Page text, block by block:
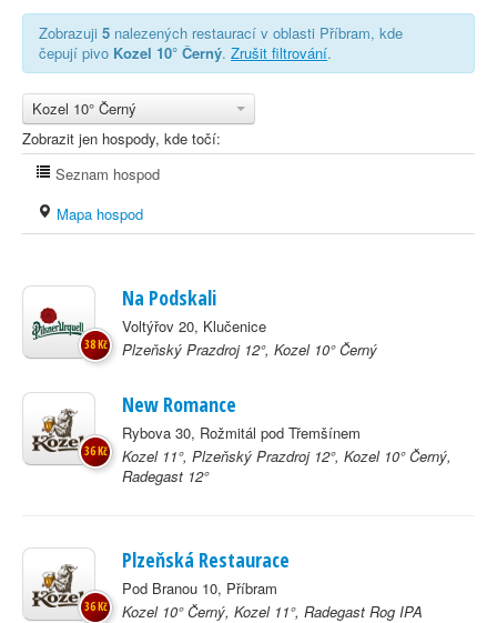
Zobrazuji 5 nalezených restaurací v oblasti Příbram, kde
čepují pivo Kozel 10° Černý. Zrušit filtrování.
Kozel 10° Černý
Zobrazit jen hospody, kde točí:
Seznam hospod
Mapa hospod
Na Podskali
Voltýřov 20, Klučenice
Plzeňský Prazdroj 12°, Kozel 10° Černý
38 Kč
New Romance
Rybova 30, Rožmitál pod Třemšínem
Kozel 11°, Plzeňský Prazdroj 12°, Kozel 10° Černý,
Radegast 12°
36 Kč
Plzeňská Restaurace
Pod Branou 10, Příbram
Kozel 10° Černý, Kozel 11°, Radegast Rog IPA
36 Kč